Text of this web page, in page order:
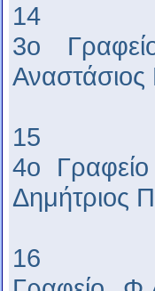
14
3ο
15
4ο
Δημήτριος
16